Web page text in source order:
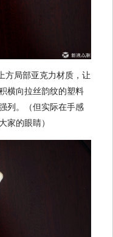
方局部亚克力材质，让
横向拉丝韵纹的塑料
列。（但实际在手感
家的眼睛）